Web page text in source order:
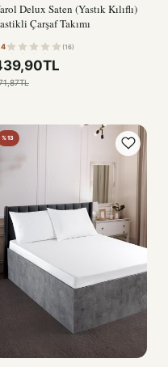
Delux Saten (Yastık Kılıflı)
Çarşaf Takımı
(16)
%13